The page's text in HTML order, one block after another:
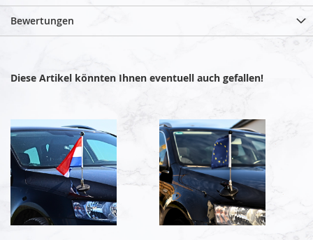
Bewertungen
Diese Artikel könnten Ihnen eventuell auch gefallen!